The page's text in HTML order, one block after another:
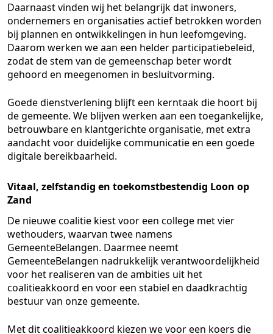
Daarnaast vinden wij het belangrijk dat inwoners,
ondernemers en organisaties actief betrokken worden
bij plannen en ontwikkelingen in hun leefomgeving.
Daarom werken we aan een helder participatiebeleid,
zodat de stem van de gemeenschap beter wordt
gehoord en meegenomen in besluitvorming.
Goede dienstverlening blijft een kerntaak die hoort bij
de gemeente. We blijven werken aan een toegankelijke,
betrouwbare en klantgerichte organisatie, met extra
aandacht voor duidelijke communicatie en een goede
digitale bereikbaarheid.
Vitaal, zelfstandig en toekomstbestendig Loon op
Zand
De nieuwe coalitie kiest voor een college met vier
wethouders, waarvan twee namens
GemeenteBelangen. Daarmee neemt
GemeenteBelangen nadrukkelijk verantwoordelijkheid
voor het realiseren van de ambities uit het
coalitieakkoord en voor een stabiel en daadkrachtig
bestuur van onze gemeente.
Met dit coalitieakkoord kiezen we voor een koers die